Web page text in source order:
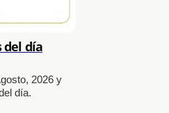
del día
2026 y
día.